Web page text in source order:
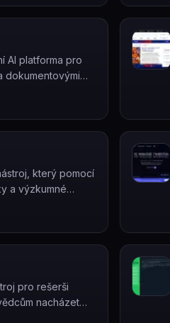
AI platforma pro
dokumentovými
nástrojů
který pomocí
a výzkumné
pro rešerši
nacházet
budovat